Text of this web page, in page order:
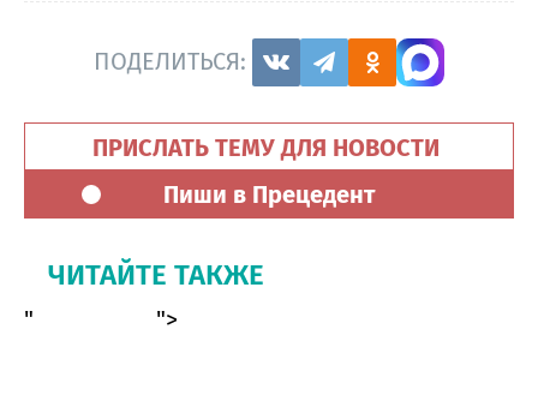
ПОДЕЛИТЬСЯ:
ПРИСЛАТЬ ТЕМУ ДЛЯ НОВОСТИ
Пиши в Прецедент
ЧИТАЙТЕ ТАКЖЕ
" ">